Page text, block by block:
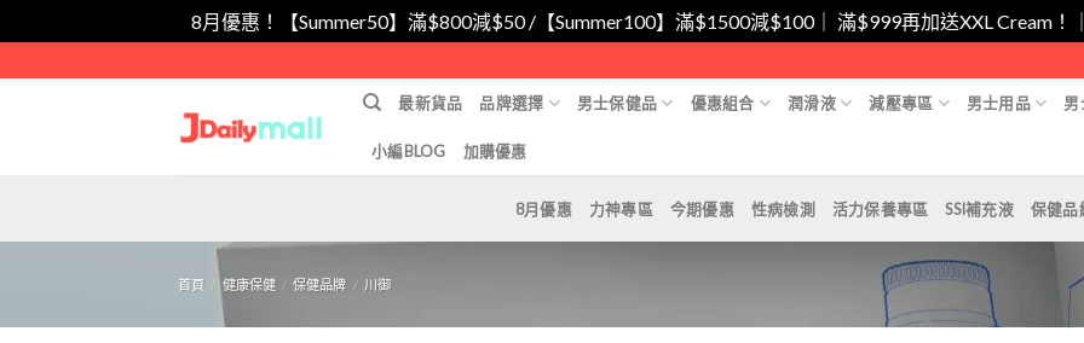
8月優惠！【Summer50】滿$800減$50 /【Summer100】滿$1500減$100｜ 滿$999再加送XXL Cream！
to
最新貨品 品牌選擇 男士保健品 優惠組合 潤滑液 減壓專區 男士用品 男
小編BLOG 加購優惠
8月優惠 力神專區 今期優惠 性病檢測 活力保養專區 SSI補充液 保健品
首頁 / 健康保健 / 保健品牌 / 川御